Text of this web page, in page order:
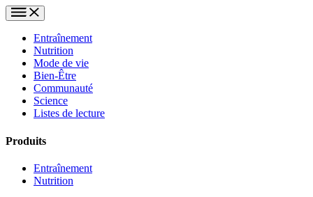
Entraînement
Nutrition
Mode de vie
Bien-Être
Communauté
Science
Listes de lecture
Produits
Entraînement
Nutrition